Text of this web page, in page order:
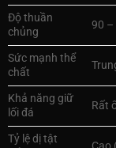
Độ thuần
chủng
90 –
Sức mạnh thể
chất
Khả năng giữ
lối đá
Rất
Tỷ lệ dị tật